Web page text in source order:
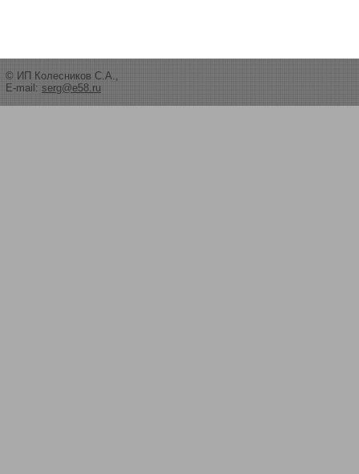
© ИП Колесников С.А.,
E-mail: serg@e58.ru